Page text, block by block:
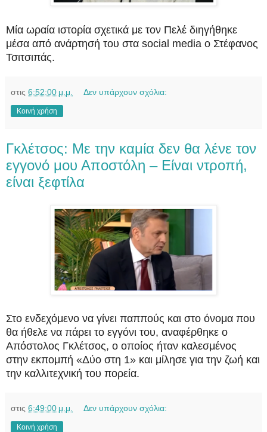
Μία ωραία ιστορία σχετικά με τον Πελέ διηγήθηκε
μέσα από ανάρτησή του στα social media ο Στέφανος
Τσιτσιπάς.
στις 6:52:00 μ.μ. Δεν υπάρχουν σχόλια:
Κοινή χρήση
Γκλέτσος: Με την καμία δεν θα λένε τον
εγγονό μου Αποστόλη – Είναι ντροπή,
είναι ξεφτίλα
Στο ενδεχόμενο να γίνει παππούς και στο όνομα που
θα ήθελε να πάρει το εγγόνι του, αναφέρθηκε ο
Απόστολος Γκλέτσος, ο οποίος ήταν καλεσμένος
στην εκπομπή «Δύο στη 1» και μίλησε για την ζωή και
την καλλιτεχνική του πορεία.
στις 6:49:00 μ.μ. Δεν υπάρχουν σχόλια:
Κοινή χρήση